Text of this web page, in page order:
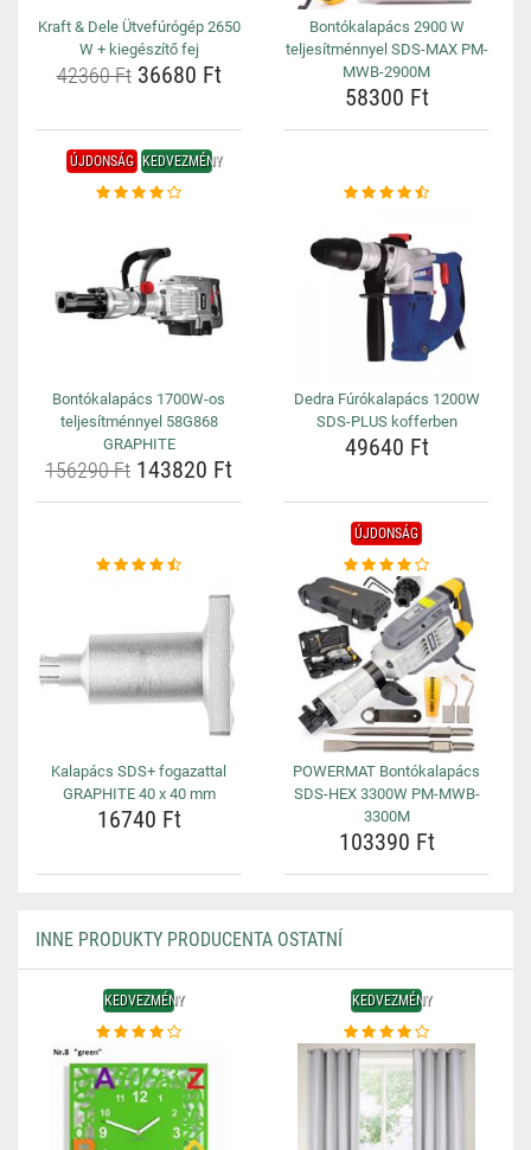
Kraft & Dele Ütvefúrógép 2650
W + kiegészítő fej
42360 Ft36680 Ft
Bontókalapács 2900 W
teljesítménnyel SDS-MAX PM-
MWB-2900M
58300 Ft
ÚJDONSÁG KEDVEZMÉNY
Bontókalapács 1700W-os
teljesítménnyel 58G868
GRAPHITE
156290 Ft 143820 Ft
Dedra Fúrókalapács 1200W
SDS-PLUS kofferben
49640 Ft
Kalapács SDS+ fogazattal
GRAPHITE 40 x 40 mm
16740 Ft
ÚJDONSÁG
POWERMAT Bontókalapács
SDS-HEX 3300W PM-MWB-
3300M
103390 Ft
INNE PRODUKTY PRODUCENTA OSTATNÍ
KEDVEZMÉNY KEDVEZMÉNY